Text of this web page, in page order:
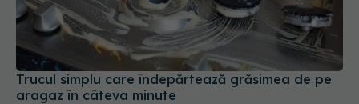
Trucul simplu care îndepărtează grăsimea de pe
aragaz în câteva minute